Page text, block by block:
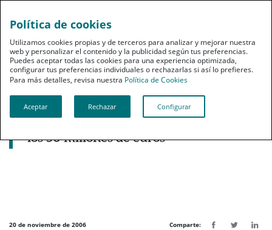
Noticias destacadas
La cartera de PSN rompe la barrera de
los 50 millones de euros
20 de noviembre de 2006 Comparte:
Política de cookies
Utilizamos cookies propias y de terceros para analizar y mejorar nuestra
web y personalizar el contenido y la publicidad según tus preferencias.
Puedes aceptar todas las cookies para una experiencia optimizada,
configurar tus preferencias individuales o rechazarlas si así lo prefieres.
Para más detalles, revisa nuestra Política de Cookies
Aceptar Rechazar Configurar